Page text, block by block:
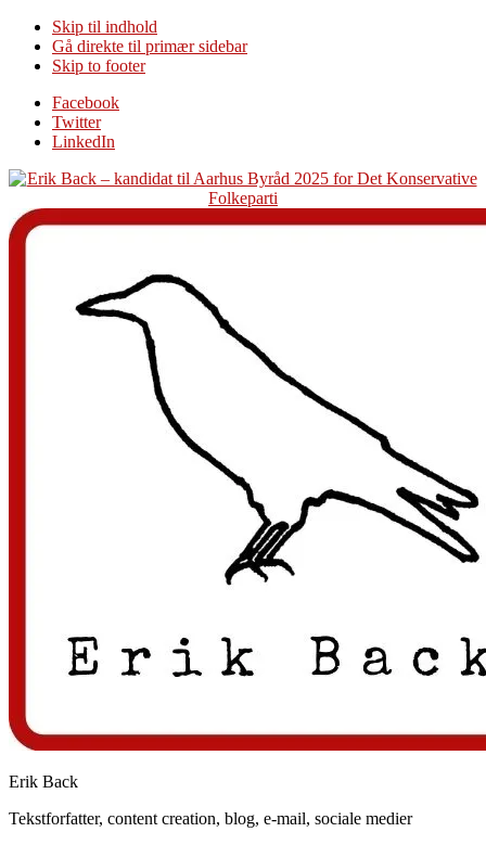
Skip til indhold
Gå direkte til primær sidebar
Skip to footer
Additional
menu
Facebook
Twitter
LinkedIn
Erik Back
Tekstforfatter, content creation, blog, e-mail, sociale medier